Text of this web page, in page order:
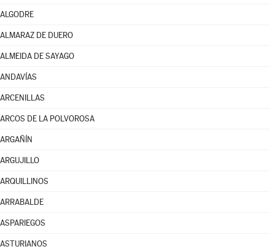
ALGODRE
ALMARAZ DE DUERO
ALMEIDA DE SAYAGO
ANDAVÍAS
ARCENILLAS
ARCOS DE LA POLVOROSA
ARGAÑÍN
ARGUJILLO
ARQUILLINOS
ARRABALDE
ASPARIEGOS
ASTURIANOS